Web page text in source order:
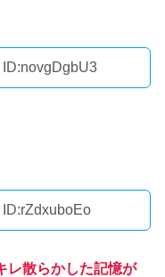
ID:novgDgbU3
ID:rZdxuboEo
レ散らかした記憶が